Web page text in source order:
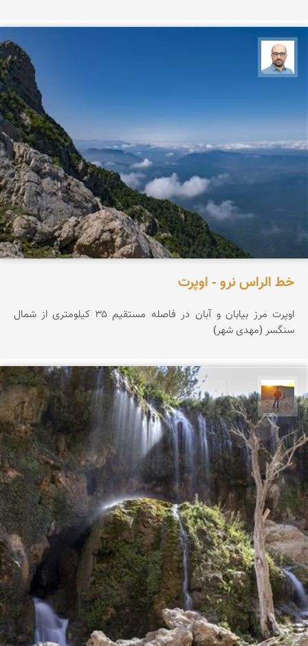
خط الراس نرو - اوپرت
اوپرت مرز بیابان و آبان در فاصله مستقیم ۳۵ کیلومتری از شمال
سنگسر (مهدی شهر)
مهدی مخلصیان